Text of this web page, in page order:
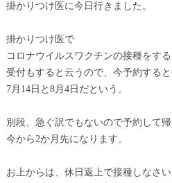
掛かりつけ医に今日行きました。
掛かりつけ医で
コロナウイルスワクチンの接種をす
受付もすると云うので、今予約する
7月14日と8月4日だという。
別段、急ぐ訳でもないので予約して
今から2か月先になります。
お上からは、休日返上で接種しなさ